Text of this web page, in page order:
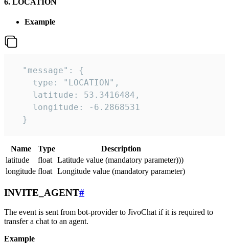
Example
  "message": {
    type: "LOCATION",
    latitude: 53.3416484,
    longitude: -6.2868531
  }
Name Type
Description
latitude
float Latitude value (mandatory parameter)))
longitude float Longitude value (mandatory parameter)
INVITE_AGENT#
The event is sent from bot-provider to JivoChat if it is required to
transfer a chat to an agent.
Example